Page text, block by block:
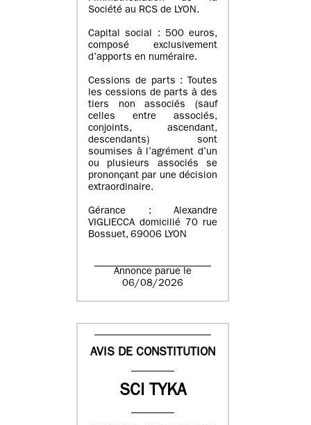
Société au RCS de LYON.
Capital social : 500 euros,
composé exclusivement
d’apports en numéraire.
Cessions de parts : Toutes
les cessions de parts à des
tiers non associés (sauf
celles entre associés,
conjoints, ascendant,
descendants) sont
soumises à l’agrément d’un
ou plusieurs associés se
prononçant par une décision
extraordinaire.
Gérance : Alexandre
VIGLIECCA domicilié 70 rue
Bossuet, 69006 LYON
Annonce parue le
06/08/2026
AVIS DE CONSTITUTION
SCI TYKA